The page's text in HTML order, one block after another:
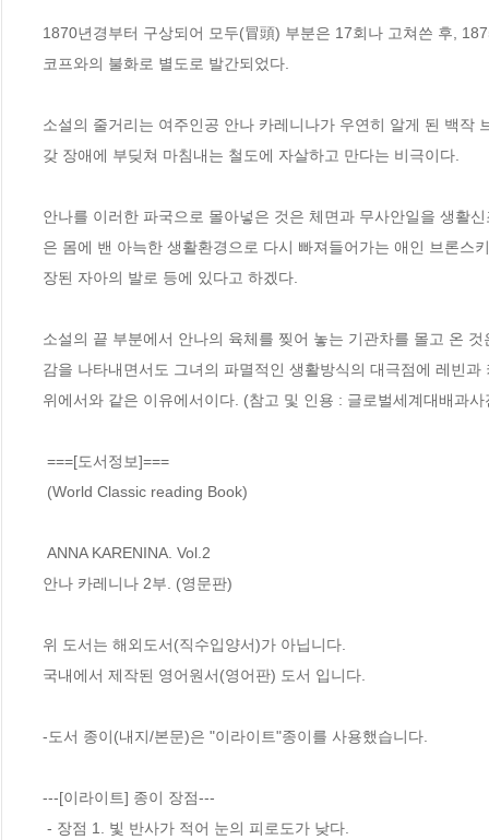
1870년경부터 구상되어 모두(冒頭) 부분은 17회나 고쳐쓴 후,
코프와의 불화로 별도로 발간되었다.
소설의 줄거리는 여주인공 안나 카레니나가 우연히 알게 된 백작
갖 장애에 부딪쳐 마침내는 철도에 자살하고 만다는 비극이다.
안나를 이러한 파국으로 몰아넣은 것은 체면과 무사안일을 생활
은 몸에 밴 아늑한 생활환경으로 다시 빠져들어가는 애인 브론스
장된 자아의 발로 등에 있다고 하겠다.
소설의 끝 부분에서 안나의 육체를 찢어 놓는 기관차를 몰고 온
감을 나타내면서도 그녀의 파멸적인 생활방식의 대극점에 레빈
위에서와 같은 이유에서이다. (참고 및 인용 : 글로벌세계대배과사
안나 카레니나 2부. (영문판)
위 도서는 해외도서(직수입양서)가 아닙니다.
국내에서 제작된 영어원서(영어판) 도서 입니다.
-도서 종이(내지/본문)은 "이라이트"종이를 사용했습니다.
---[이라이트] 종이 장점---